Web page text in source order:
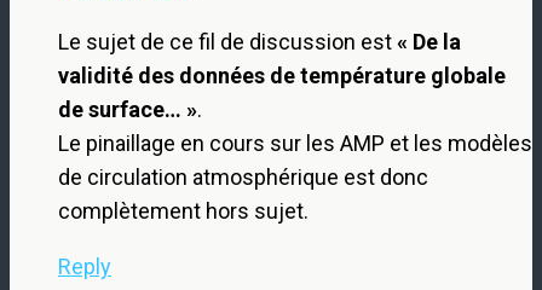
Le sujet de ce fil de discussion est« De la
validité des données de température globale
de surface… ».
Le pinaillage en cours sur les AMP et les modèles
de circulation atmosphérique est donc
complètement hors sujet.
Reply